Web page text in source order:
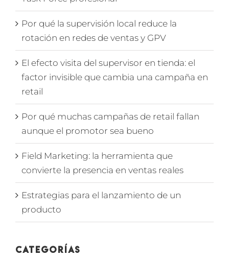
Por qué la supervisión local reduce la
rotación en redes de ventas y GPV
El efecto visita del supervisor en tienda: el
factor invisible que cambia una campaña en
retail
Por qué muchas campañas de retail fallan
aunque el promotor sea bueno
Field Marketing: la herramienta que
convierte la presencia en ventas reales
Estrategias para el lanzamiento de un
producto
Categorías